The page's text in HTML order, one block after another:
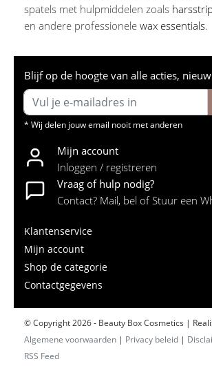
spatels met hulpmiddelen zoals
en andere professionele wax essentials.
Blijf op de hoogte van alle acties,
* Wij delen jouw email nooit met anderen
Mijn account
Inloggen / registreren
Vraag of hulp nodig?
Contact? Mail, bel of Stuur een
Klantenservice
Mijn account
Shop de categorie
Contactgegevens
© Copyright 2026 - Beauty Box Cosmetics |
Algemene voorwaarden | Privacy beleid |
RSS Feed